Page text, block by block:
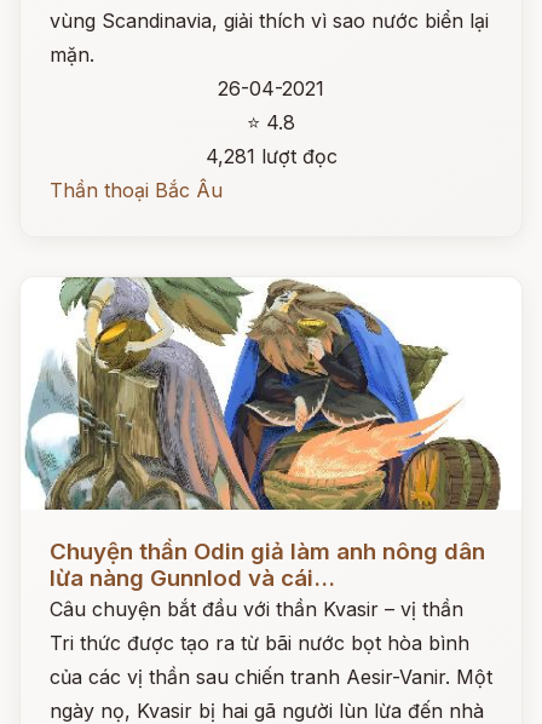
vùng Scandinavia, giải thích vì sao nước biển lại
mặn.
26-04-2021
⭐ 4.8
4,281 lượt đọc
Thần thoại Bắc Âu
Chuyện thần Odin giả làm anh nông dân
lừa nàng Gunnlod và cái...
Câu chuyện bắt đầu với thần Kvasir – vị thần
Tri thức được tạo ra từ bãi nước bọt hòa bình
của các vị thần sau chiến tranh Aesir-Vanir. Một
ngày nọ, Kvasir bị hai gã người lùn lừa đến nhà